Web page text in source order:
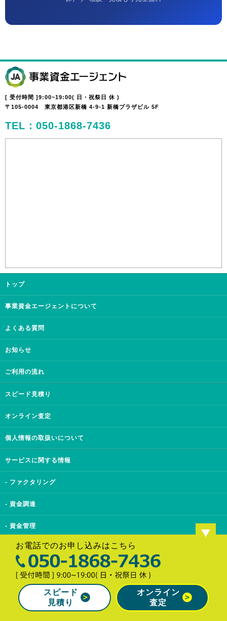
お電話でのお申し込みはこちら
スピード
見積り
オンライン
査定
[ 受付時間 ]9:00~19:00( 日・祝祭日 休 )
〒105-0004 東京都港区新橋 4-9-1 新橋プラザビル 5F
TEL：050-1868-7436
トップ
事業資金エージェントについて
よくある質問
お知らせ
ご利用の流れ
スピード見積り
オンライン査定
個人情報の取扱いについて
サービスに関する情報
- ファクタリング
- 資金調達
- 資金管理
- お客様の声
Copyright© 即日資金調達も可能！中小企業の資金繰りを改善『事業資金エージェント』.
All Rights Reserved